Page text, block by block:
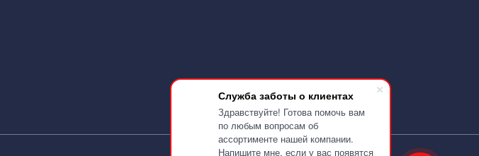
Служба заботы о клиентах
Здравствуйте! Готова помочь вам
по любым вопросам об
ассортименте нашей компании.
Напишите мне, если у вас появятся